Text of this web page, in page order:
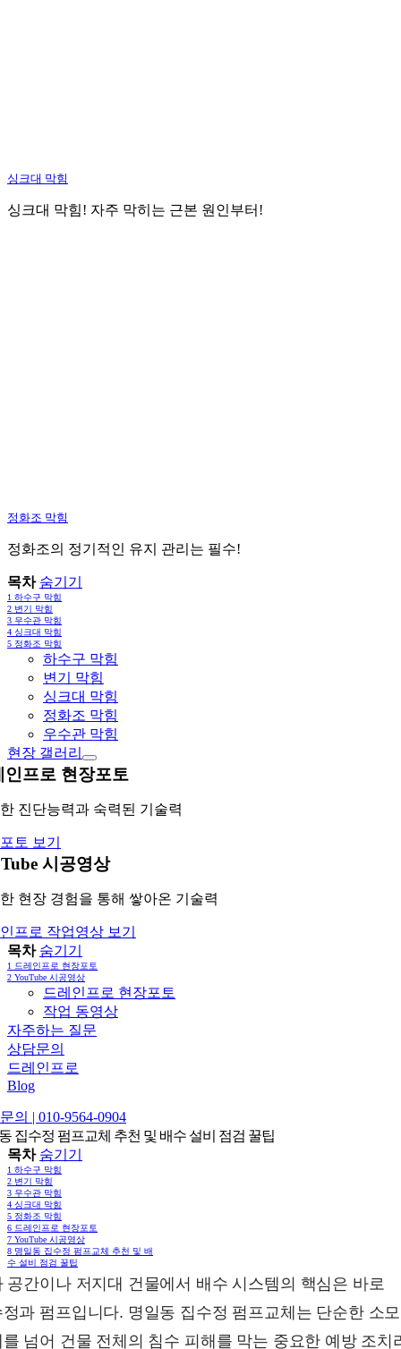
싱크대 막힘
싱크대 막힘! 자주 막히는 근본 원인부터!
정화조 막힘
정화조의 정기적인 유지 관리는 필수!
목차 숨기기
1 하수구 막힘
2 변기 막힘
3 우수관 막힘
4 싱크대 막힘
5 정화조 막힘
하수구 막힘
변기 막힘
싱크대 막힘
정화조 막힘
우수관 막힘
현장 갤러리
인프로 현장포토
진단능력과 숙력된 기술력
토 보기
시공영상
현장 경험을 통해 쌓아온 기술력
프로 작업영상 보기
목차 숨기기
1 드레인프로 현장포토
2 YouTube 시공영상
드레인프로 현장포토
작업 동영상
자주하는 질문
상담문의
드레인프로
Blog
의 | 010-9564-0904
집수정 펌프교체 추천 및 배수 설비 점검 꿀팁
목차 숨기기
1 하수구 막힘
2 변기 막힘
3 우수관 막힘
4 싱크대 막힘
5 정화조 막힘
6 드레인프로 현장포토
7 YouTube 시공영상
8 명일동 집수정 펌프교체 추천 및 배
수 설비 점검 꿀팁
공간이나 저지대 건물에서 배수 시스템의 핵심은 바로
과 펌프입니다. 명일동 집수정 펌프교체는 단순한 소
넘어 건물 전체의 침수 피해를 막는 중요한 예방 조치